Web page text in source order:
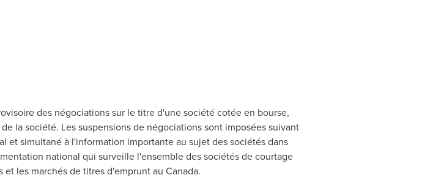
des négociations sur le titre d'une société cotée en bourse,
la société. Les suspensions de négociations sont imposées suivant
et simultané à l'information importante au sujet des sociétés dans
national qui surveille l'ensemble des sociétés de courtage
les marchés de titres d'emprunt au Canada.